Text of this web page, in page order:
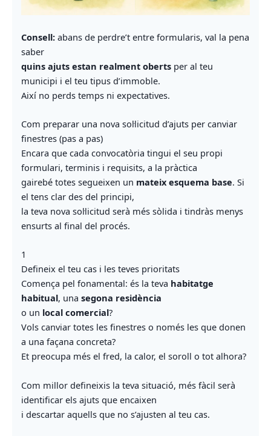
Consell:abans de perdre’t entre formularis, val la pena
saber
quins ajuts estan realment obertsper al teu
municipi i el teu tipus d’immoble.
Així no perds temps ni expectatives.
Com preparar una nova sol·licitud d’ajuts per canviar
finestres (pas a pas)
Encara que cada convocatòria tingui el seu propi
formulari, terminis i requisits, a la pràctica
gairebé totes segueixen un mateix esquema base. Si
el tens clar des del principi,
la teva nova sol·licitud serà més sòlida i tindràs menys
ensurts al final del procés.
1
Defineix el teu cas i les teves prioritats
Comença pel fonamental: és la teva habitatge
habitual, una segona residència
o un local comercial?
Vols canviar totes les finestres o només les que donen
a una façana concreta?
Et preocupa més el fred, la calor, el soroll o tot alhora?
Com millor defineixis la teva situació, més fàcil serà
identificar els ajuts que encaixen
i descartar aquells que no s’ajusten al teu cas.